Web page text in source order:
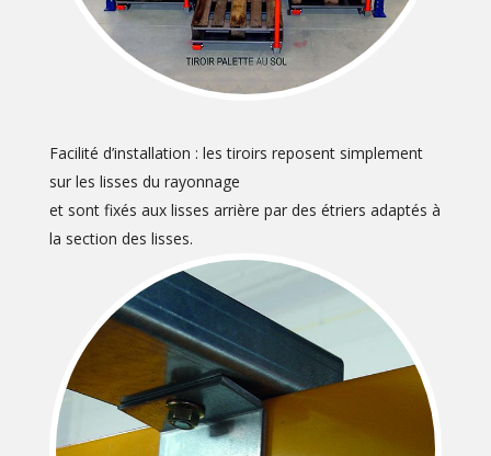
Facilité d’installation : les tiroirs reposent simplement
sur les lisses du rayonnage
et sont fixés aux lisses arrière par des étriers adaptés à
la section des lisses.